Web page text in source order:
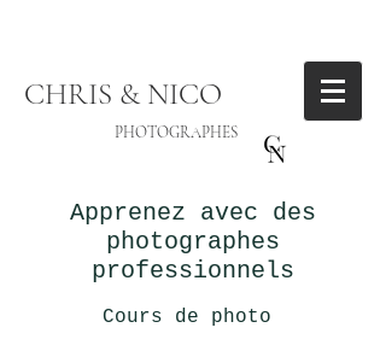
CHRIS & NICO
PHOTOGRAPHES
Apprenez avec des
photographes
professionnels
Cours de photo